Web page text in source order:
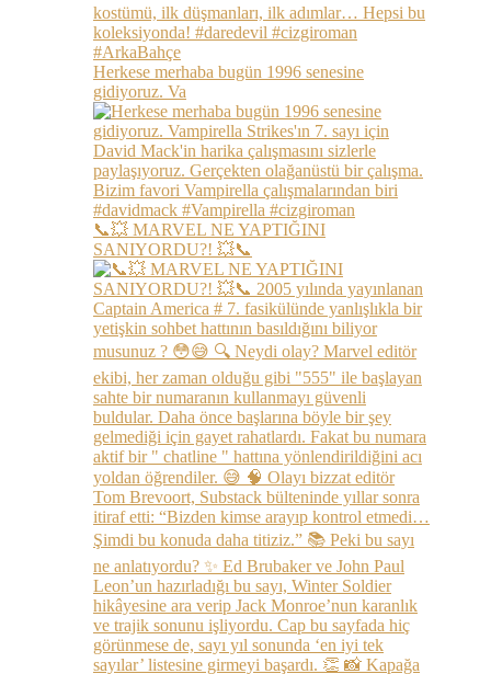
Herkese merhaba bugün 1996 senesine
gidiyoruz. Va
📞💥 MARVEL NE YAPTIĞINI
SANIYORDU?! 💥📞